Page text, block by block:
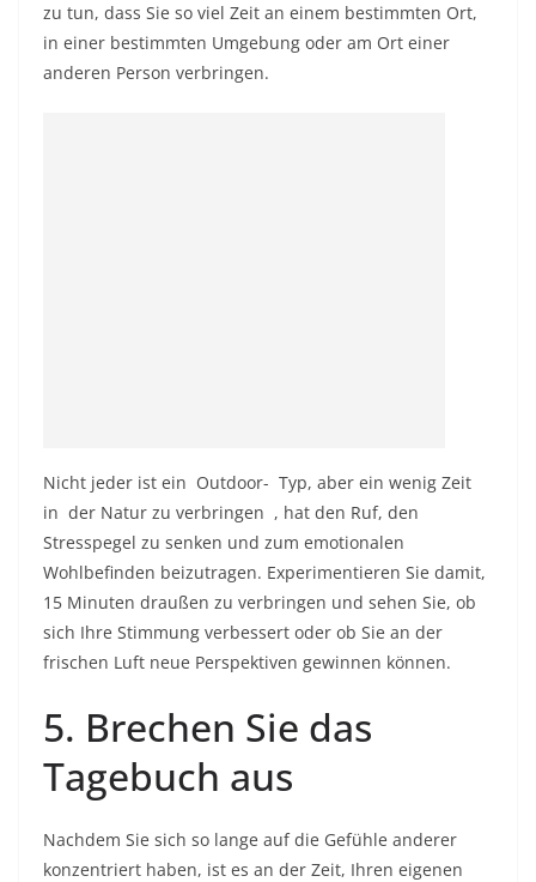
zu tun, dass Sie so viel Zeit an einem bestimmten Ort,
in einer bestimmten Umgebung oder am Ort einer
anderen Person verbringen.
Nicht jeder ist ein Outdoor- Typ, aber ein wenig Zeit
in der Natur zu verbringen , hat den Ruf, den
Stresspegel zu senken und zum emotionalen
Wohlbefinden beizutragen. Experimentieren Sie damit,
15 Minuten draußen zu verbringen und sehen Sie, ob
sich Ihre Stimmung verbessert oder ob Sie an der
frischen Luft neue Perspektiven gewinnen können.
5. Brechen Sie das
Tagebuch aus
Nachdem Sie sich so lange auf die Gefühle anderer
konzentriert haben, ist es an der Zeit, Ihren eigenen